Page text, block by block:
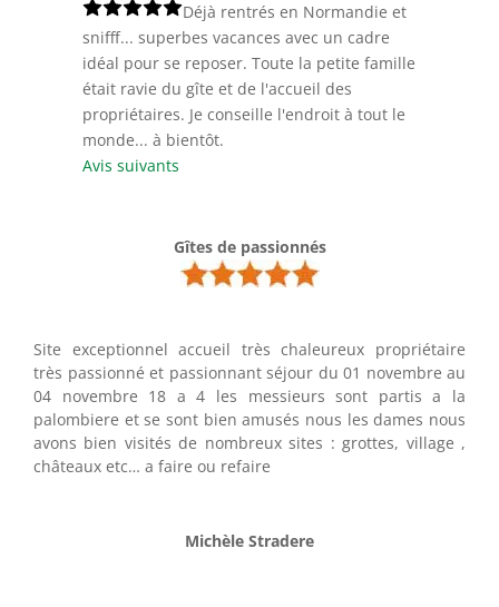
Déjà rentrés en Normandie et
snifff... superbes vacances avec un cadre
idéal pour se reposer. Toute la petite famille
était ravie du gîte et de l'accueil des
propriétaires. Je conseille l'endroit à tout le
monde... à bientôt.
Avis suivants
Gîtes de passionnés
Site exceptionnel accueil très chaleureux propriétaire
très passionné et passionnant séjour du 01 novembre au
04 novembre 18 a 4 les messieurs sont partis a la
palombiere et se sont bien amusés nous les dames nous
avons bien visités de nombreux sites : grottes, village ,
châteaux etc… a faire ou refaire
Michèle Stradere